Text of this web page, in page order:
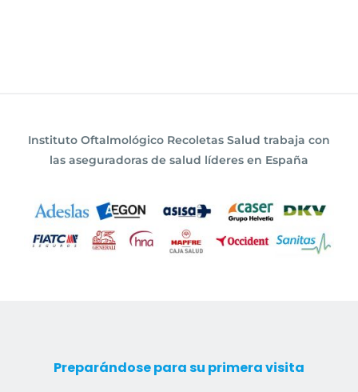
Instituto Oftalmológico Recoletas Salud trabaja con
las aseguradoras de salud líderes en España
Preparándose para su primera visita